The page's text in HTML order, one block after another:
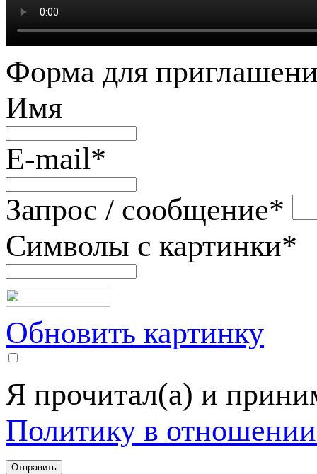
Форма для
Имя
E-mail*
Запрос / сообщение*
Символы с картинки*
Обновить картинку
Я прочитал(а) и
Политику в